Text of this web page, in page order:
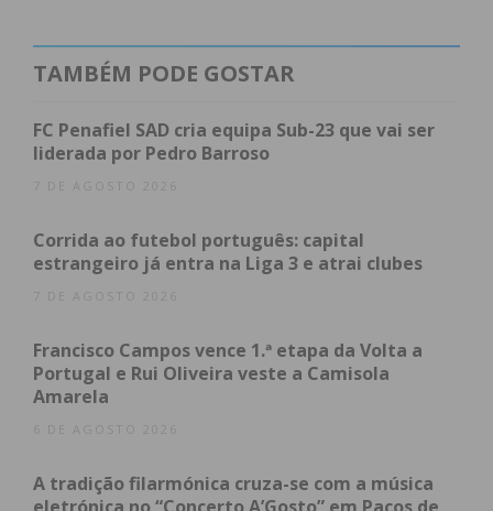
autarquia.
A Procissão de Velas vai percorrer a área
circundante do Mosteiro de Bustelo, que estará
iluminada com milhares de velas e será antecedida
“A pandemia da covid-19 fez-nos constatar de que,
todos juntos, com a humanidade e solidariedade,
desafio. Nestes tempos, apesar de distantes
fisicamente, estivemos mais unidos do que nunca
de Freguesia de Bustelo, acrescentando que “é, no
entanto, impossível seguirmos em frente sem
TAMBÉM PODE GOSTAR
FC Penafiel SAD cria equipa Sub-23 que vai ser
liderada por Pedro Barroso
7 DE AGOSTO 2026
Corrida ao futebol português: capital
estrangeiro já entra na Liga 3 e atrai clubes
7 DE AGOSTO 2026
Francisco Campos vence 1.ª etapa da Volta a
Portugal e Rui Oliveira veste a Camisola
Amarela
6 DE AGOSTO 2026
A tradição filarmónica cruza-se com a música